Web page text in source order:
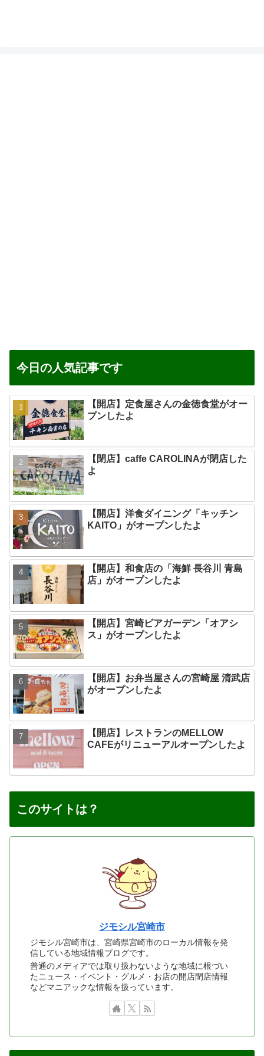
今日の人気記事です
【開店】定食屋さんの金徳食堂がオー
プンしたよ
【閉店】caffe CAROLINAが閉店した
よ
【開店】洋食ダイニング「キッチン
KAITO」がオープンしたよ
【開店】和食店の「海鮮 長谷川 青島
店」がオープンしたよ
【開店】宮崎ビアガーデン「オアシ
ス」がオープンしたよ
【開店】お弁当屋さんの宮崎屋 清武店
がオープンしたよ
【開店】レストランのMELLOW
CAFEがリニューアルオープンしたよ
このサイトは？
ジモシル宮崎市
ジモシル宮崎市は、宮崎県宮崎市のローカル情報を発
信している地域情報ブログです。
普通のメディアでは取り扱わないような地域に根づい
たニュース・イベント・グルメ・お店の開店閉店情報
などマニアックな情報を扱っています。